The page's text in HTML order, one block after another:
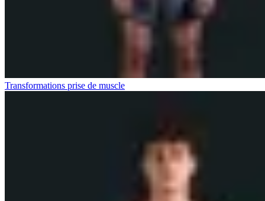
Transformations prise de muscle